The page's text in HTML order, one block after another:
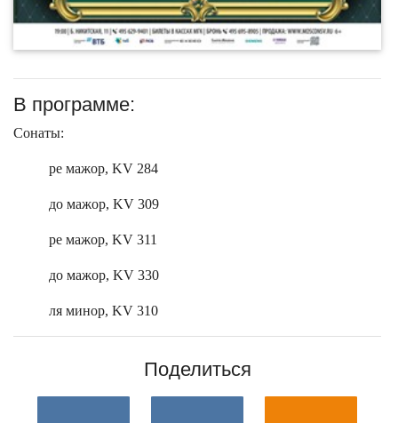
В программе:
Сонаты:
ре мажор, KV 284
до мажор, KV 309
ре мажор, KV 311
до мажор, KV 330
ля минор, KV 310
Поделиться